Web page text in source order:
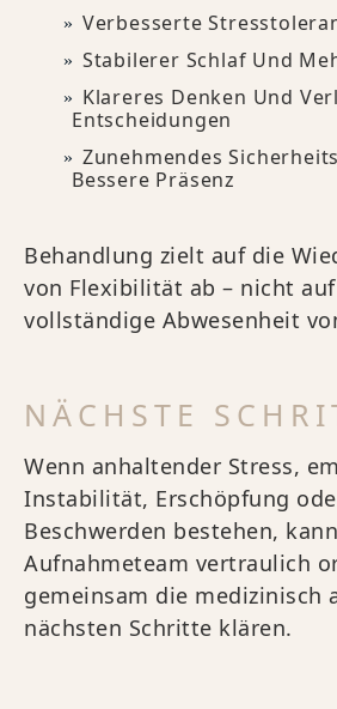
Verbesserte
Stabilerer Schlaf Und
Klareres Denken Und
Entscheidungen
Zunehmendes
Bessere Präsenz
Behandlung zielt auf die
von Flexibilität ab – nicht
vollständige Abwesenheit
NÄCHSTE
Wenn anhaltender Stress,
Instabilität, Erschöpfung
Beschwerden bestehen,
Aufnahmeteam vertraulich
gemeinsam die medizinisch
nächsten Schritte klären.